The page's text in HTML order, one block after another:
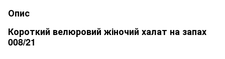
Опис
Короткий велюровий жіночий халат на запах
008/21